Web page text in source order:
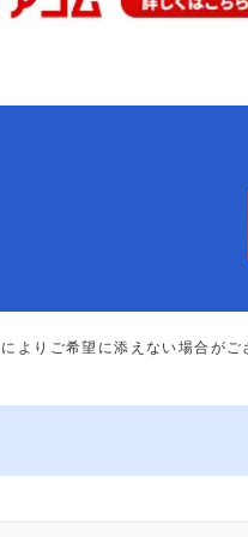
よりご希望に添えない場合がご